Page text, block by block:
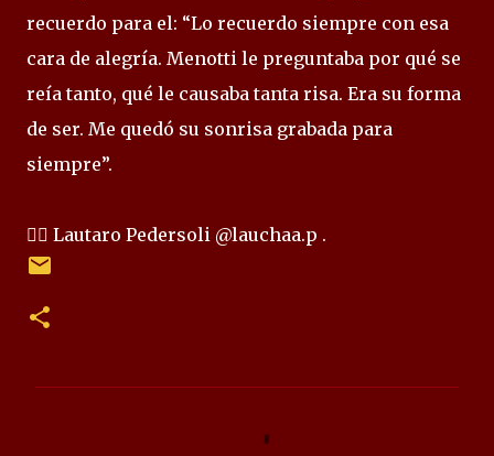
recuerdo para el: “Lo recuerdo siempre con esa
cara de alegría. Menotti le preguntaba por qué se
reía tanto, qué le causaba tanta risa. Era su forma
de ser. Me quedó su sonrisa grabada para
siempre”.
✍🏻 Lautaro Pedersoli @lauchaa.p .